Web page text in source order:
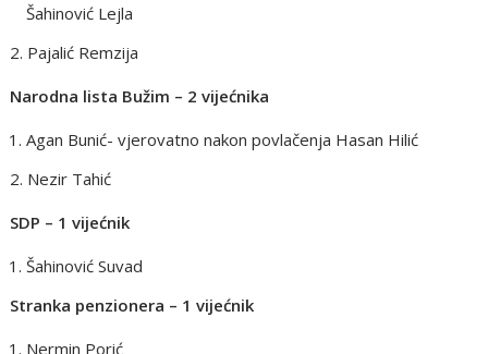
Šahinović Lejla
2. Pajalić Remzija
Narodna lista Bužim – 2 vijećnika
Agan Bunić- vjerovatno nakon povlačenja Hasan Hilić
2. Nezir Tahić
SDP – 1 vijećnik
Šahinović Suvad
Stranka penzionera – 1 vijećnik
Nermin Porić